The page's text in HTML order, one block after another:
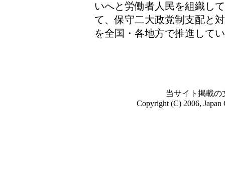
いへと労働者人民を組織し
て、保守二大政党制支配と
を全国・各地方で推進して
当サイト掲載の
Copyright (C) 2006, Japan